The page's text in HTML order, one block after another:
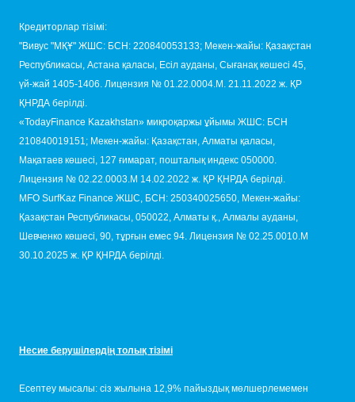
Кредиторлар тізімі:
"Вивус "МҚҰ" ЖШС: БСН: 220840053133; Мекен-жайы: Қазақстан
Республикасы, Астана қаласы, Есіл ауданы, Сығанақ көшесі 45,
үй-жай 1405-1406. Лицензия № 01.22.0004.M. 21.11.2022 ж. ҚР
ҚНРДА берілді.
«TodayFinance Kazakhstan» микроқаржы ұйымы ЖШС: БСН
210840019151; Мекен-жайы: Қазақстан, Алматы қаласы,
Мақатаев көшесі, 127 ғимарат, пошталық индекс 050000.
Лицензия № 02.22.0003.М 14.02.2022 ж. ҚР ҚНРДА берілді.
MFO SurfKaz Finance ЖШС, БСН: 250340025650, Мекен-жайы:
Қазақстан Республикасы, 050022, Алматы қ., Алмалы ауданы,
Шевченко көшесі, 90, тұрғын емес 94. Лицензия № 02.25.0010.М
30.10.2025 ж. ҚР ҚНРДА берілді.
Несие берушілердің толық тізімі
Есептеу мысалы: сіз жылына 12,9% пайыздық мөлшерлемемен